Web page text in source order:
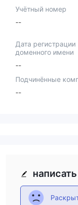
Учётный номер
--
Дата регистрации
доменного имени
--
Подчинённые
--